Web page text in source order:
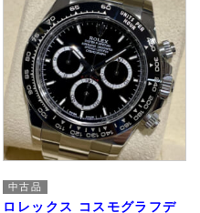
中古品
ロレックス コスモグラフデ